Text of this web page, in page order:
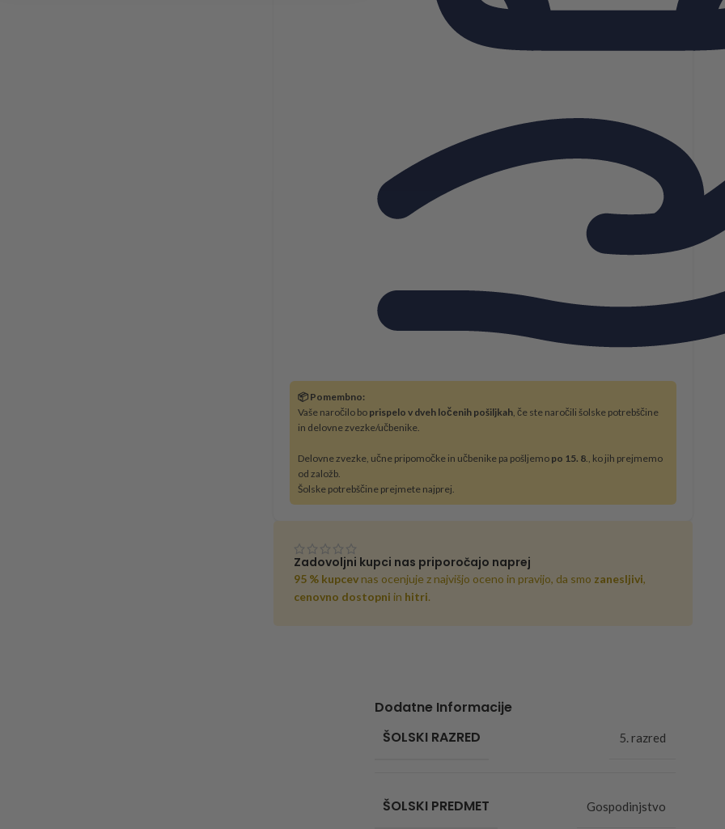
📦 Pomembno:
Vaše naročilo bo prispelo v dveh ločenih pošiljkah, če ste naročili šolske potrebščine
in delovne zvezke/učbenike.
Delovne zvezke, učne pripomočke in učbenike pa pošljemo po 15. 8., ko jih prejmemo
od založb.
Šolske potrebščine prejmete najprej.
Zadovoljni kupci nas priporočajo naprej
95 % kupcev nas ocenjuje z najvišjo oceno in pravijo, da smo zanesljivi,
cenovno dostopni in hitri.
Dodatne Informacije
ŠOLSKI RAZRED
5. razred
ŠOLSKI PREDMET Gospodinjstvo